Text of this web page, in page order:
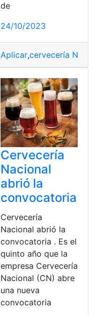
de
24/10/2023
Aplicar,cervecería
Cervecería
Nacional
abrió la
convocatoria
Cervecería
Nacional abrió la
convocatoria . Es el
quinto año que la
empresa Cervecería
Nacional (CN) abre
una nueva
convocatoria